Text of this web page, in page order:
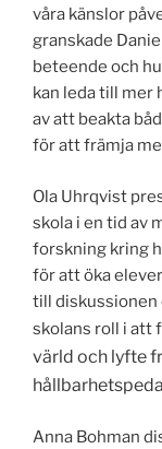
våra känslor
granskade
beteende och
kan leda till mer
av att beakta
för att främja
Ola Uhrqvist
skola i en tid av
forskning kring
för att öka
till diskussionen
skolans roll i att
värld och lyfte
Anna Bohman